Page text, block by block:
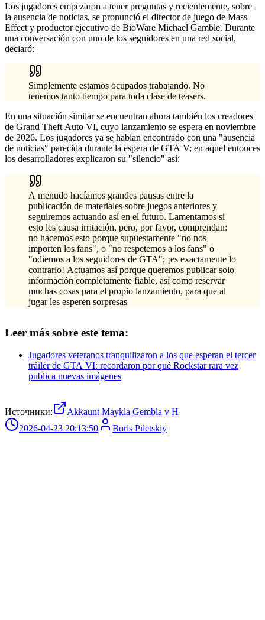
Los jugadores empezaron a tener preguntas y recientemente, sobre
la ausencia de noticias, se pronunció el director de juego de Mass
Effect y productor ejecutivo de BioWare Michael Gamble. Durante
una conversación con uno de los seguidores en una red social,
declaró:
Simplemente estamos ocupados trabajando. No
tenemos tanto tiempo para toda clase de teasers.
En una situación similar se encuentran ahora también los creadores
de Grand Theft Auto VI, cuyo lanzamiento se espera en noviembre
de 2026. Los jugadores ya se habían encontrado con una "ausencia
de noticias" parecida durante la espera de GTA V; en aquel entonces
los desarrolladores explicaron su "silencio" así:
A menudo hacíamos grandes pausas entre la
publicación de materiales sobre juegos anteriores y
seguiremos actuando así en el futuro. Lamentamos si
esto les causa irritación, pero, por favor, comprendan:
no hacemos esto porque supuestamente "no nos
importen los fans", o "no respetemos a los fans" o
"odiemos a los seguidores de GTA"; ¡es exactamente lo
contrario! Actuamos así porque queremos publicar solo
información completamente fiable, así como reservar
muchas cosas para el propio lanzamiento, para que al
jugar les esperen sorpresas
Leer más sobre este tema:
Jugadores veteranos tranquilizaron a los que esperan el tercer
tráiler de GTA VI: recordaron por qué Rockstar rara vez
publica nuevas imágenes
Источники:
Akkaunt Maykla Gembla v H
2026-04-23 20:13:50
Boris Piletskiy